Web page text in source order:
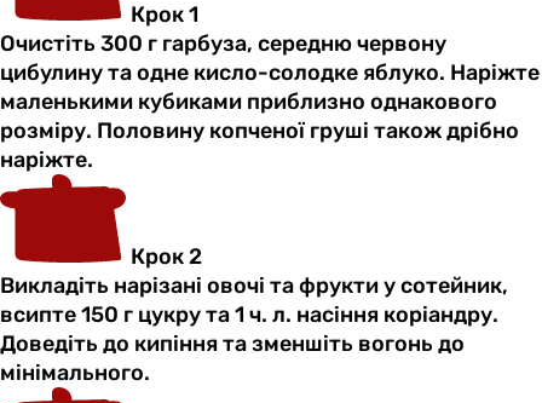
Крок 1
Очистіть 300 г гарбуза, середню червону
цибулину та одне кисло-солодке яблуко. Наріжте
маленькими кубиками приблизно однакового
розміру. Половину копченої груші також дрібно
наріжте.
Крок 2
Викладіть нарізані овочі та фрукти у сотейник,
всипте 150 г цукру та 1 ч. л. насіння коріандру.
Доведіть до кипіння та зменшіть вогонь до
мінімального.